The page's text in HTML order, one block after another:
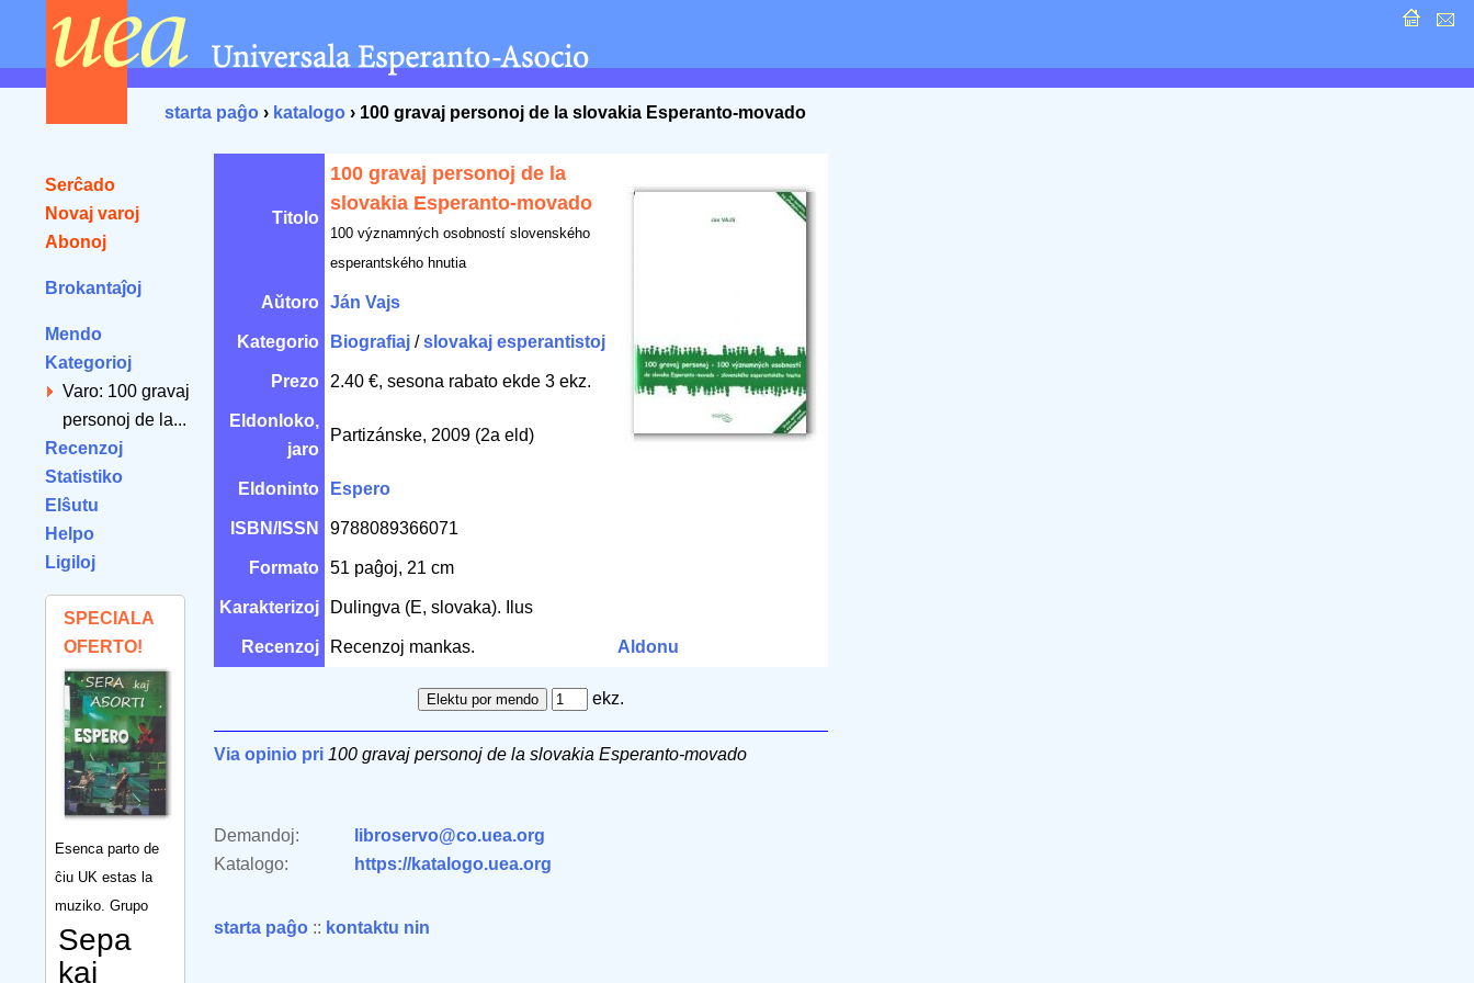
starta paĝo › katalogo › 100 gravaj personoj de la slovakia Esperanto-movado
Serĉado
Novaj varoj
Abonoj
Brokantaĵoj
Mendo
Kategorioj
Varo: 100 gravaj
personoj de la...
Recenzoj
Statistiko
Elŝutu
Helpo
Ligiloj
SPECIALA
OFERTO!
Esenca parto de
ĉiu UK estas la
muziko. Grupo
Sepa
kaj
Titolo
100 gravaj personoj de la
slovakia Esperanto-movado
100 významných osobností slovenského
esperantského hnutia
Aŭtoro Ján Vajs
Kategorio Biografiaj /slovakaj esperantistoj
Prezo 2.40 €, sesona rabato ekde 3 ekz.
Eldonloko,
jaro
Partizánske, 2009 (2a eld)
Eldoninto Espero
ISBN/ISSN 9788089366071
Formato 51 paĝoj, 21 cm
Karakterizoj Dulingva (E, slovaka). Ilus
Recenzoj Recenzoj mankas. Aldonu
ekz.
Via opinio pri 100 gravaj personoj de la slovakia Esperanto-movado
Demandoj:
libroservo@co.uea.org
Katalogo:
https://katalogo.uea.org
starta paĝo :: kontaktu nin